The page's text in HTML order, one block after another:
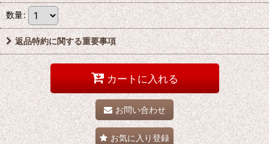
数量:
返品特約に関する重要事項
カートに入れる
お問い合わせ
お気に入り登録